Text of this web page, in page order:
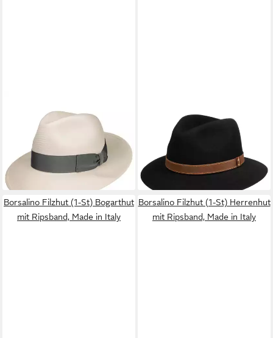
Sonnenhut (1-St) Panamahut
mit Ripsband, Made in Italy
404,00 €
lieferbar - in 3-4 Werktagen bei dir
Filzhut (1-St) Traveller mit
Lederband, Made in Italy
365,00 €
lieferbar - in 3-4 Werktagen bei dir
Borsalino Filzhut (1-St) Bogarthut
mit Ripsband, Made in Italy
Borsalino Filzhut (1-St) Herrenhut
mit Ripsband, Made in Italy